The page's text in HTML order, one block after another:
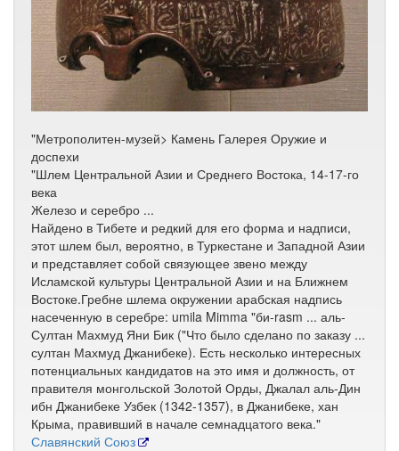
"Метрополитен-музей> Камень Галерея Оружие и
доспехи
"Шлем Центральной Азии и Среднего Востока, 14-17-го
века
Железо и серебро ...
Найдено в Тибете и редкий для его форма и надписи,
этот шлем был, вероятно, в Туркестане и Западной Азии
и представляет собой связующее звено между
Исламской культуры Центральной Азии и на Ближнем
Востоке.Гребне шлема окружении арабская надпись
насеченную в серебре: umila Mimma "би-rasm ... аль-
Султан Махмуд Яни Бик ("Что было сделано по заказу ...
султан Махмуд Джанибеке). Есть несколько интересных
потенциальных кандидатов на это имя и должность, от
правителя монгольской Золотой Орды, Джалал аль-Дин
ибн Джанибеке Узбек (1342-1357), в Джанибеке, хан
Крыма, правивший в начале семнадцатого века."
Славянский Союз